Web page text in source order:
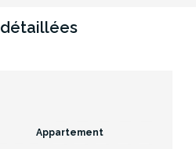
Appartement